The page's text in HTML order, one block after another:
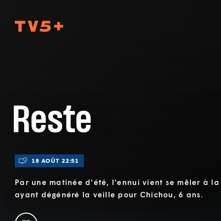
Reste
18 AOÛT 22:51
Par une matinée d'été, l'ennui vient se mêler à
ayant dégénéré la veille pour Chichou, 6 ans.